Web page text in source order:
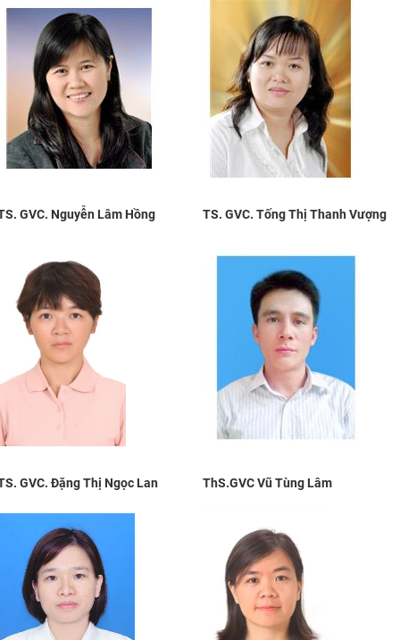
GVC. Nguyễn Lâm Hồng TS. GVC. Tống Thị Thanh Vượng
GVC. Đặng Thị Ngọc Lan ThS.GVC Vũ Tùng Lâm